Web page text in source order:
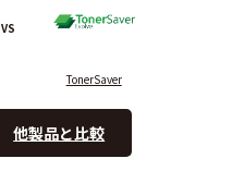
VS
TonerSaver
他製品と比較